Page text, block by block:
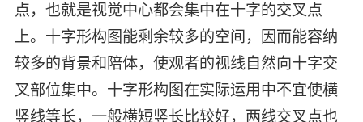
点，也就是视觉中心都会集中在十字的交叉点
上。十字形构图能剩余较多的空间，因而能容纳
较多的背景和陪体，使观者的视线自然向十字交
叉部位集中。十字形构图在实际运用中不宜使横
竖线等长，一般横短竖长比较好，两线交叉点也